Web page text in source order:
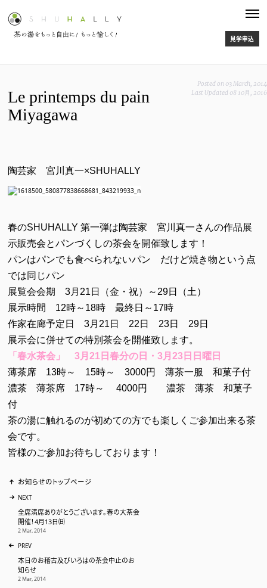
見学申込
Posted on 03 March, 2014
Last Updated 08 10月, 2016
Le printemps du pain
Miyagawa
陶芸家 宮川真一×SHUHALLY
春のSHUHALLY 第一弾は陶芸家 宮川真一さんの作品展
示販売会とパンづくしの茶会を開催致します！
パンはパンでも食べられないパン だけど焼き物という点
では同じパン
展覧会会期 3月21日（金・祝）～29日（土）
展示時間 12時～18時 最終日～17時
作家在廊予定日 3月21日 22日 23日 29日
展示会に併せての特別茶会を開催致します。
「春水茶会」 3月21日春分の日・3月23日日曜日
薄茶席 13時～ 15時～ 3000円 薄茶一服 和菓子付
濃茶 薄茶席 17時～ 4000円 濃茶 薄茶 和菓子
付
茶の湯に触れるのが初めての方でも楽しくご参加出来る茶
会です。
皆様のご参加お待ちしております！
お知らせのトップページ
NEXT
全席満席ありがとうございます。春の大茶会
開催！4月13日㈰
2 Mar, 2014
PREV
本日のお稽古及びいろはの茶会中止のお
知らせ
2 Mar, 2014
聞くようになりました。 ・お茶を始めてみたいけど、なかなか一歩を踏
み出せていない ・海外に居ても、日本人としてお茶を学んでみたい！ 国
内外問わず、より多くの方に茶...
1961年創刊の広告、クリエイティブ専門誌 『ブレーン』10月号に 代
表 松村オススメのブックについて寄稿しています。 古典、詩集、漫画、
絵本などなど。 全国書店で販売中。 ご覧頂けたら嬉しいです！
をてらをどりをちゃ 動画
をてらをどりをちゃ あの 舞踏×茶 のコラボレーションが 師走の目黒
に再降臨 我妻恵美子・塩谷智司（大駱駝艦） 松村宗亮（SHUHALLY主
宰、裏千家茶人） 友光雅臣（寺社フェス向源代表、天台宗僧侶） 吉田龍
雄（浄土宗蟠龍寺副住職） 申し込みはこちらから をてらをどりをちゃ ​
芝・...
Fetish Tea Party 2019
ご好評を頂いておりますフェティッシュ茶会、2年ぶりに開催いたしま
す！ 日時：2019年9月7日(土) 時間：18:30 売切れありがとうございま
す。・20:30～ 各席90分 定員：各席8名 参加費：6,000円(抹茶 特製
和菓子 緊縛実演見学料込み) イベント中の写真撮影は可ですが シャ
ッター音の出るカメラは不可とさせて...
26 Jul, 2019
代表 松村が JCOM ハマる！横浜FC！ に出演致しました。 是非ご覧
ください。 動画はこちらから
代表松村が 中国最大級の茶のフォーラムにて 講演と茶会を開催して